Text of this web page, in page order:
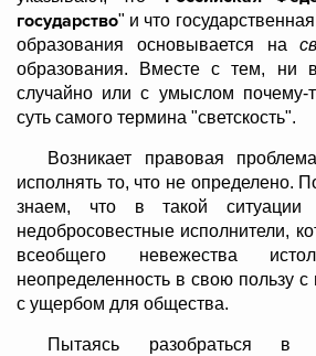
государство" и что
образования основывается на
образования. Вместе с тем, ни
случайно или с умыслом почему-
суть самого термина "светскость".
Возникает правовая
исполнять то, что не определено.
знаем, что в такой ситуации
недобросовестные исполнители,
всеобщего невежества
неопределенность в свою пользу
с ущербом для общества.
Пытаясь разобраться в